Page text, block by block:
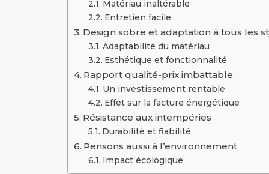
Matériau inaltérable
Entretien facile
Design sobre et adaptation à tous les
Adaptabilité du matériau
Esthétique et fonctionnalité
Rapport qualité-prix imbattable
Un investissement rentable
Effet sur la facture énergétique
Résistance aux intempéries
Durabilité et fiabilité
Pensons aussi à l’environnement
Impact écologique